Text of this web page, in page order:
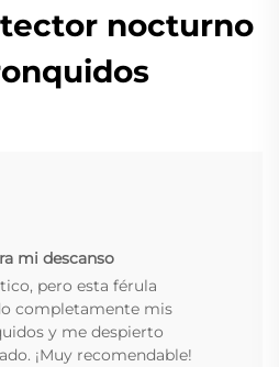
nocturno
mi descanso
pero esta férula
completamente mis
y me despierto
¡Muy recomendable!